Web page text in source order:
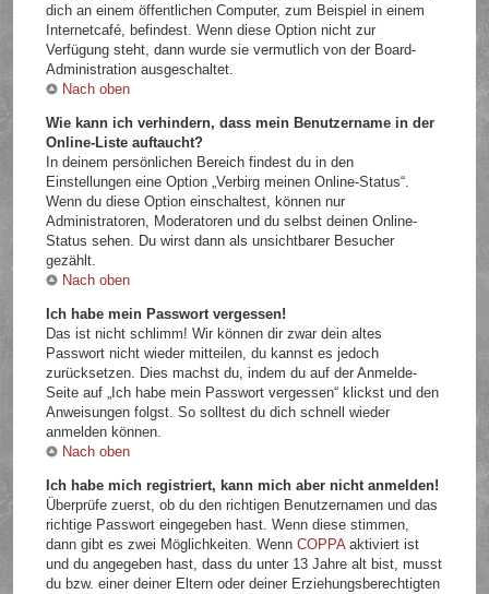
dich an einem öffentlichen Computer, zum Beispiel in einem
Internetcafé, befindest. Wenn diese Option nicht zur
Verfügung steht, dann wurde sie vermutlich von der Board-
Administration ausgeschaltet.
Nach oben
Wie kann ich verhindern, dass mein Benutzername in der
Online-Liste auftaucht?
In deinem persönlichen Bereich findest du in den
Einstellungen eine Option „Verbirg meinen Online-Status“.
Wenn du diese Option einschaltest, können nur
Administratoren, Moderatoren und du selbst deinen Online-
Status sehen. Du wirst dann als unsichtbarer Besucher
gezählt.
Nach oben
Ich habe mein Passwort vergessen!
Das ist nicht schlimm! Wir können dir zwar dein altes
Passwort nicht wieder mitteilen, du kannst es jedoch
zurücksetzen. Dies machst du, indem du auf der Anmelde-
Seite auf „Ich habe mein Passwort vergessen“ klickst und den
Anweisungen folgst. So solltest du dich schnell wieder
anmelden können.
Nach oben
Ich habe mich registriert, kann mich aber nicht anmelden!
Überprüfe zuerst, ob du den richtigen Benutzernamen und das
richtige Passwort eingegeben hast. Wenn diese stimmen,
dann gibt es zwei Möglichkeiten. WennCOPPAaktiviert ist
und du angegeben hast, dass du unter 13 Jahre alt bist, musst
du bzw. einer deiner Eltern oder deiner Erziehungsberechtigten